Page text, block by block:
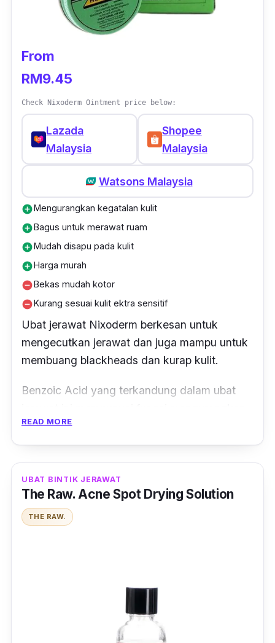
From
RM9.45
Check Nixoderm Ointment price below:
Lazada
Malaysia
Shopee
Malaysia
Watsons Malaysia
add_circleMengurangkan kegatalan kulit
add_circleBagus untuk merawat ruam
add_circleMudah disapu pada kulit
add_circleHarga murah
remove_circleBekas mudah kotor
remove_circleKurang sesuai kulit ektra sensitif
Ubat jerawat Nixoderm berkesan untuk
mengecutkan jerawat dan juga mampu untuk
membuang blackheads dan kurap kulit.
Benzoic Acid yang terkandung dalam ubat
jangkitan kulat, manakala Salicylic Acid
dalam ubat jerawat ini boleh mengurangkan
jerawat baru naik.
Selain itu, anda juga boleh gunakan ubat
jerawat ini untuk mengurangkan masalah
gatal pada kaki, kulit ekzema atau masalah
telah berada di pasaran lebih 50 tahun dan
telah terbukti membantu mengurangkan
READ MORE
UBAT BINTIK JERAWAT
The Raw. Acne Spot Drying Solution
THE RAW.